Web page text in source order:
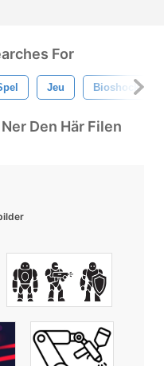
For
Jeu Bioshock
Den Här Filen